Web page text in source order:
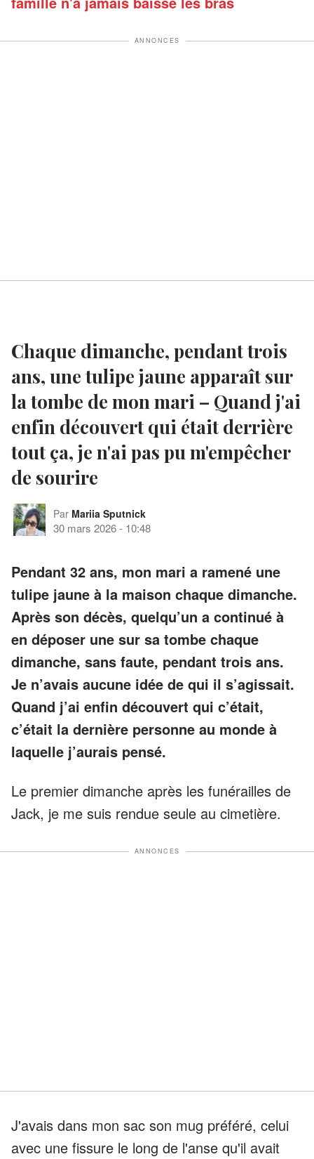
ANNONCES
Chaque dimanche, pendant trois
ans, une tulipe jaune apparaît sur
la tombe de mon mari – Quand j'ai
enfin découvert qui était derrière
tout ça, je n'ai pas pu m'empêcher
de sourire
Par Mariia Sputnick
30 mars 2026- 10:48
Pendant 32 ans, mon mari a ramené une
tulipe jaune à la maison chaque dimanche.
Après son décès, quelqu’un a continué à
en déposer une sur sa tombe chaque
dimanche, sans faute, pendant trois ans.
Je n’avais aucune idée de qui il s’agissait.
Quand j’ai enfin découvert qui c’était,
c’était la dernière personne au monde à
laquelle j’aurais pensé.
Le premier dimanche après les funérailles de
Jack, je me suis rendue seule au cimetière.
ANNONCES
J'avais dans mon sac son mug préféré, celui
avec une fissure le long de l'anse qu'il avait